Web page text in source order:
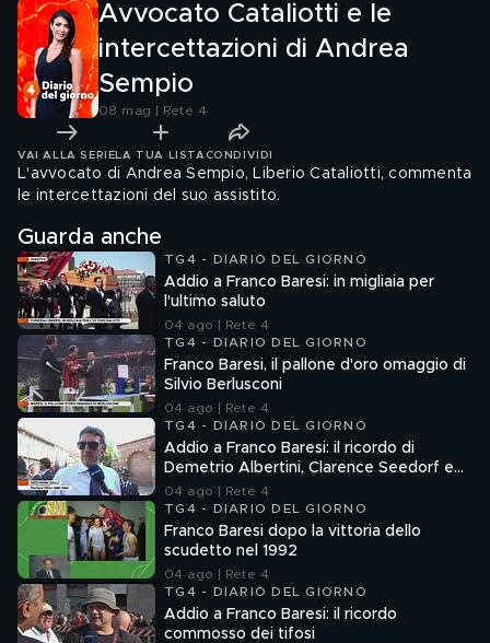
Avvocato Cataliotti e le
intercettazioni di Andrea
Sempio
08 mag | Rete 4
VAI ALLA SERIE LA TUA LISTA CONDIVIDI
L'avvocato di Andrea Sempio, Liberio Cataliotti, commenta
le intercettazioni del suo assistito.
Guarda anche
TG4 - DIARIO DEL GIORNO
Addio a Franco Baresi: in migliaia per
l'ultimo saluto
04 ago | Rete 4
TG4 - DIARIO DEL GIORNO
Franco Baresi, il pallone d'oro omaggio di
Silvio Berlusconi
04 ago | Rete 4
TG4 - DIARIO DEL GIORNO
Addio a Franco Baresi: il ricordo di
Demetrio Albertini, Clarence Seedorf e
Giovanni Galli
04 ago | Rete 4
TG4 - DIARIO DEL GIORNO
Franco Baresi dopo la vittoria dello
scudetto nel 1992
04 ago | Rete 4
TG4 - DIARIO DEL GIORNO
Addio a Franco Baresi: il ricordo
commosso dei tifosi